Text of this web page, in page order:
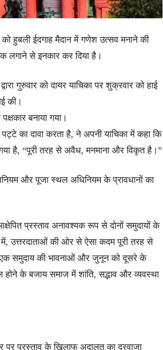
को हुबली ईदगाह मैदान में गणेश उत्सव मनाने की
लगाने से इनकार कर दिया है।
गुरुवार को दायर याचिका पर शुक्रवार को हाई
की।
बनाया गया।
का दावा करता है, ने अपनी याचिका में कहा कि
है, “पूरी तरह से अवैध, मनमाना और विकृत है।”
और पूजा स्थल अधिनियम के प्रावधानों का
प्रस्ताव अनावश्यक रूप से दोनों समुदायों के
उत्तरदाताओं की ओर से ऐसा कदम पूरी तरह से
समुदाय की भावनाओं और जुनून को दूसरे के
के बजाय समाज में शांति, सद्भाव और व्यवस्था
पर प्रस्ताव के खिलाफ अदालत का दरवाजा